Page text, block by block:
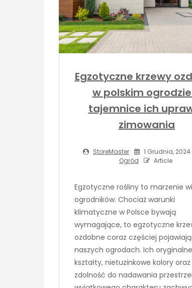
Egzotyczne krzewy
w polskim
tajemnice ich
zimowania
StoreMaster 1 Grudnia, 2024
Ogród
Article
Egzotyczne rośliny to marzenie
ogrodników. Chociaż warunki
klimatyczne w Polsce bywają
wymagające, to egzotyczne
ozdobne coraz częściej
naszych ogrodach. Ich oryginalne
kształty, nietuzinkowe kolory oraz
zdolność do nadawania